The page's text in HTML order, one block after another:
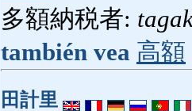
多額納税者:
también vea 高額
田計里